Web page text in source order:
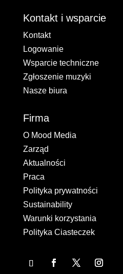
Kontakt i wsparcie
Kontakt
Logowanie
Wsparcie techniczne
Zgłoszenie muzyki
Nasze biura
Firma
O Mood Media
Zarząd
Aktualności
Praca
Polityka prywatności
Sustainability
Warunki korzystania
Polityka Ciasteczek